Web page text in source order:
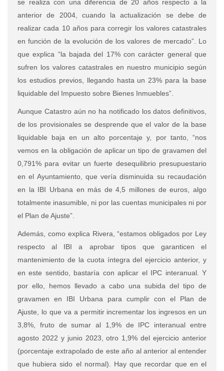
se realiza con una diferencia de 20 años respecto a la
anterior de 2004, cuando la actualización se debe de
realizar cada 10 años para corregir los valores catastrales
en función de la evolución de los valores de mercado”. Lo
que explica “la bajada del 17% con carácter general que
sufren los valores catastrales en nuestro municipio según
los estudios previos, llegando hasta un 23% para la base
liquidable del Impuesto sobre Bienes Inmuebles”.
Aunque Catastro aún no ha notificado los datos definitivos,
de los provisionales se desprende que el valor de la base
liquidable baja en un alto porcentaje y, por tanto, “nos
vemos en la obligación de aplicar un tipo de gravamen del
0,791% para evitar un fuerte desequilibrio presupuestario
en el Ayuntamiento, que vería disminuida su recaudación
en la IBI Urbana en más de 4,5 millones de euros, algo
totalmente inasumible, ni por las cuentas municipales ni por
el Plan de Ajuste”.
Además, como explica Rivera, “estamos obligados por Ley
respecto al IBI a aprobar tipos que garanticen el
mantenimiento de la cuota íntegra del ejercicio anterior, y
en este sentido, bastaría con aplicar el IPC interanual. Y
por ello, hemos llevado a cabo una subida del tipo de
gravamen en IBI Urbana para cumplir con el Plan de
Ajuste, lo que va a permitir incrementar los ingresos en un
3,8%, fruto de sumar al 1,9% de IPC interanual entre
agosto 2022 y junio 2023, otro 1,9% del ejercicio anterior
(porcentaje extrapolado de este año al anterior al entender
que hubiera sido el normal). Hay que recordar que en el